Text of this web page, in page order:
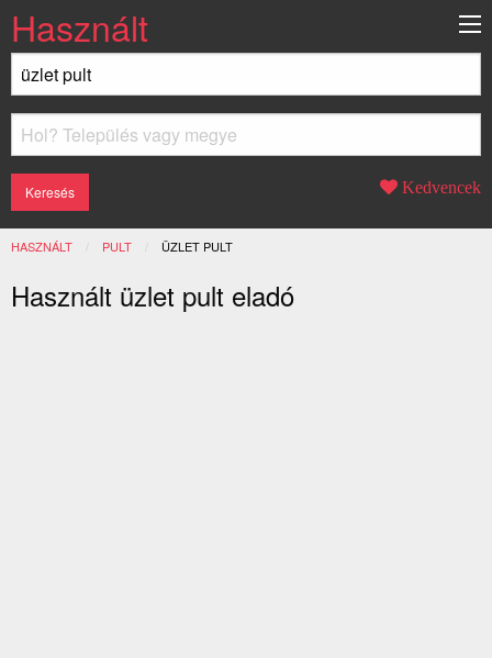
Használt
Kedvencek
HASZNÁLT PULT JELENLEGI:
ÜZLET PULT
Használt üzlet pult eladó